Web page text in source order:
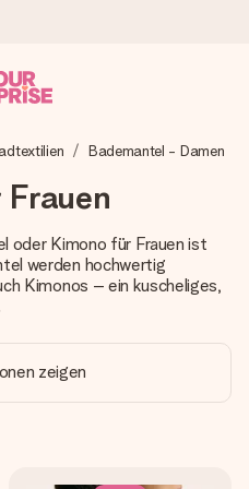
vor und schicken es
meisten zählt.
Bewertungen)
aller Länder, in
Bademantel - Damen
oder Kimono für Frauen ist
werden hochwertig
Kimonos – ein kuscheliges,
zeigen